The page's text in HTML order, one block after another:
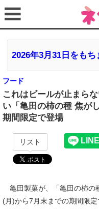
2026年3月31日をも
フード
これはビールが止まら
い「亀田の柿の種 焦が
期間限定で登場
リスト
亀田製菓が、「亀田の柿の
(月)から7月末までの期間限